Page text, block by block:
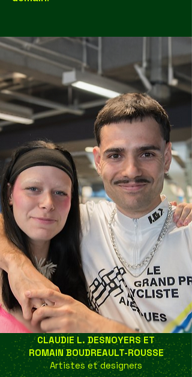
CLAUDIE L. DESNOYERS ET
ROMAIN BOUDREAULT-ROUSSE
Artistes et designers